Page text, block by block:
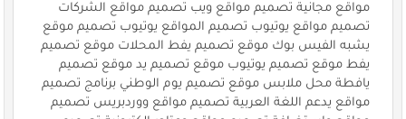
مواقع مجانية تصميم مواقع ويب تصميم مواقع الشركات
تصميم مواقع يوتيوب تصميم المواقع يوتيوب تصميم موقع
يشبه الفيس بوك موقع تصميم يفط المحلات موقع تصميم
يفط موقع تصميم يوتيوب موقع تصميم يد موقع تصميم
يافطة محل ملابس موقع تصميم يوم الوطني برنامج تصميم
مواقع يدعم اللغة العربية تصميم مواقع ووردبريس تصميم